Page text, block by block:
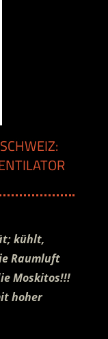
kühlt,
Raumluft
Moskitos!!!
hoher